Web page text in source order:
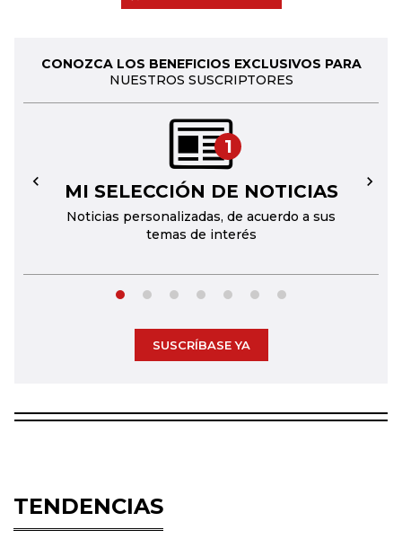
CONOZCA LOS BENEFICIOS EXCLUSIVOS PARA
NUESTROS SUSCRIPTORES
1
MI SELECCIÓN DE NOTICIAS
Noticias personalizadas, de acuerdo a sus
temas de interés
← →
SUSCRÍBASE YA
TENDENCIAS